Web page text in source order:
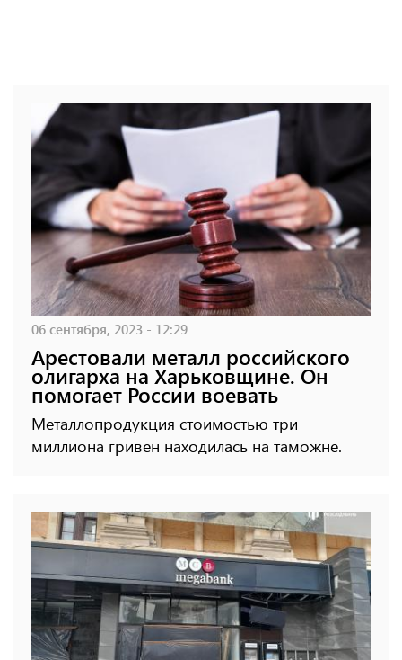
06 сентября, 2023 - 12:29
Арестовали металл российского
олигарха на Харьковщине. Он
помогает России воевать
Металлопродукция стоимостью три
миллиона гривен находилась на таможне.